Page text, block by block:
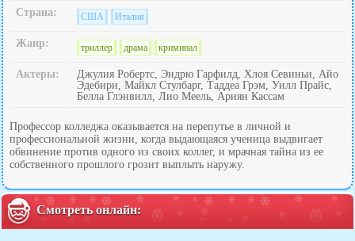
Страна:
США Италия
Жанр: триллер драма криминал
Актеры:
Джулия Робертс, Эндрю Гарфилд, Хлоя Севиньи, Айо
Эдебири, Майкл Стулбарг, Таддеа Грэм, Уилл Прайс,
Белла Глэнвилл, Лио Меель, Ариян Кассам
Профессор колледжа оказывается на перепутье в личной и
профессиональной жизни, когда выдающаяся ученица выдвигает
обвинение против одного из своих коллег, и мрачная тайна из ее
собственного прошлого грозит выплыть наружу.
Смотреть онлайн: